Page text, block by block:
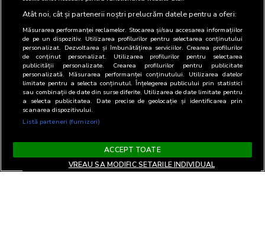
Atât noi, cât și partenerii noștri prelucrăm datele pentru a oferi:
Măsurarea performanței reclamelor. Stocarea și/sau accesarea informațiilor
de pe un dispozitiv. Utilizarea profilurilor pentru selectarea conținutului
personalizat. Dezvoltarea și îmbunătățirea serviciilor. Crearea profilurilor
de conținut personalizat. Utilizarea profilurilor pentru selectarea
publicității personalizate. Crearea profilurilor pentru publicitate
personalizată. Măsurarea performanței conținutului. Utilizarea datelor
limitate pentru a selecta conținutul. Înțelegerea publicului prin statistici
sau combinații de date din surse diferite. Utilizarea de date limitate pentru
a selecta publicitatea. Date precise de geolocație și identificarea prin
scanarea dispozitivului.
Listă parteneri (furnizori)
ACCEPT TOATE
VREAU SA MODIFIC SETARILE INDIVIDUAL